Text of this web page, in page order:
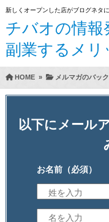
新しくオープンした店がブログネタに
チバオの情
副業するメリ
HOME» メルマガのバッ
以下にメール
お名前（必須）